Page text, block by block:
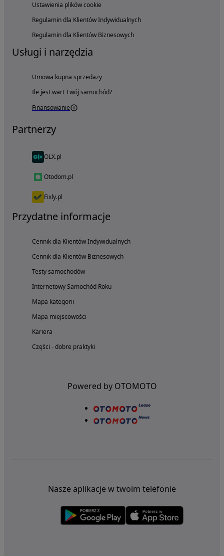
Ustawienia plików cookie
Regulamin dla Klientów Indywidualnych
Regulamin dla Klientów Biznesowych
Usługi i narzędzia
Umowa kupna sprzedaży
Ile jest wart Twój samochód?
Finansowanie
Partnerzy
OLX.pl
Otodom.pl
Fixly.pl
Przydatne informacje
Cennik dla Klientów Indywidualnych
Cennik dla Klientów Biznesowych
Testy samochodów
Internetowy Samochód Roku
Mapa kategorii
Mapa miejscowości
Kariera
Części - dobre praktyki
Powered by OTOMOTO
Nasze aplikacje w twoim telefonie